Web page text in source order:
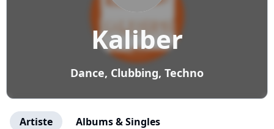
Kaliber
Dance, Clubbing, Techno
Artiste Albums & Singles